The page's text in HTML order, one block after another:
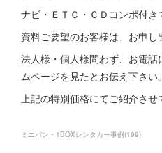
ナビ・ＥＴＣ・ＣＤコンポ付
資料ご要望のお客様は、お申し
法人様・個人様問わず、お電
ムページを見たとお伝え下さい。
上記の特別価格にてご紹介させ
ミニバン・1BOXレンタカー事例(199)